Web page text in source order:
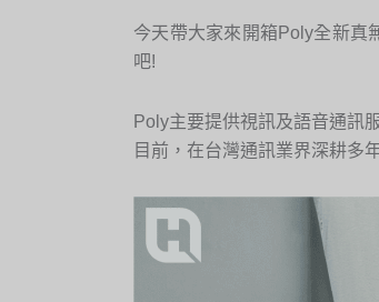
今天帶大家來開箱Poly全新真
吧!
Poly主要提供視訊及語音通訊
目前，在台灣通訊業界深耕多